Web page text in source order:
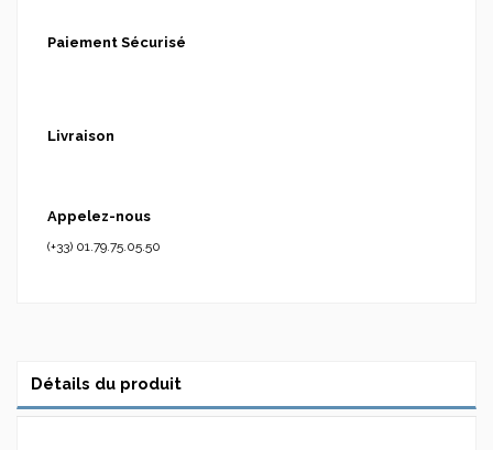
Paiement Sécurisé
Livraison
Appelez-nous
(+33) 01.79.75.05.50
Détails du produit